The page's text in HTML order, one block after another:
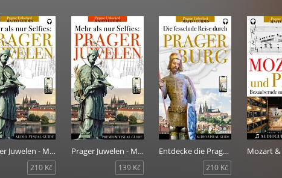
Prager Juwelen - Mehr als nur Selfies (+Audio)
210 Kč
Prager Juwelen - Mehr als nur Selfies
139 Kč
Entdecke die Prager Burg: Geschichten von Königen, Baumeister, Künstlern und Heiligen.
210 Kč